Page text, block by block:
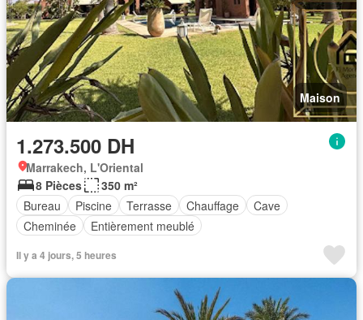
Maison
1.273.500 DH
Marrakech, L'Oriental
8 Pièces
350 m²
Bureau
Piscine Terrasse Chauffage
Cave
Cheminée
Entièrement meublé
Il y a 4 jours, 5 heures